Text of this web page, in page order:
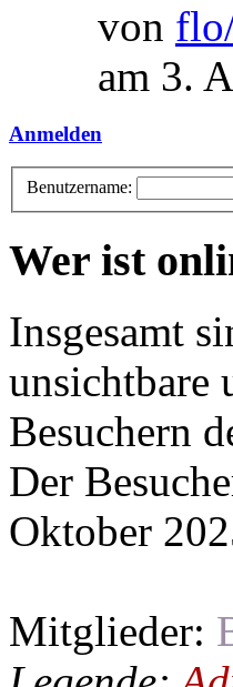
von
am 3.
Anmelden
Benutzername:
Wer ist
Insgesamt
unsichtbare
Besuchern
Der
Oktober
Mitglieder: